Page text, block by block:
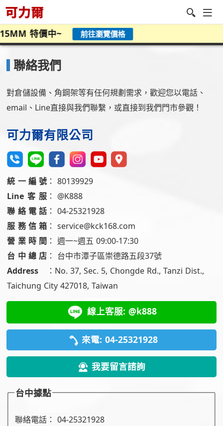
特價中~ 前往瀏覽價格
聯絡我們
對倉儲設備、角鋼架等有任何規劃需求，歡迎您以電話、
email、 Line直接與我們聯繫，或直接到我們門市參觀！
可力爾有限公司
統一編號 ：80139929
Line客服 ： @K888
聯絡電話 ：04-25321928
服務信箱 ：service@kck168.com
營業時間 ：週一~週五 09:00-17:30
台中總店 ： 台中市潭子區崇德路五段37號
Address
： No. 37, Sec. 5, Chongde Rd., Tanzi Dist.,
Taichung City 427018, Taiwan
線上客服: @k888
來電: 04-25321928
我要留言諮詢
台中據點
聯絡電話：04-25321928